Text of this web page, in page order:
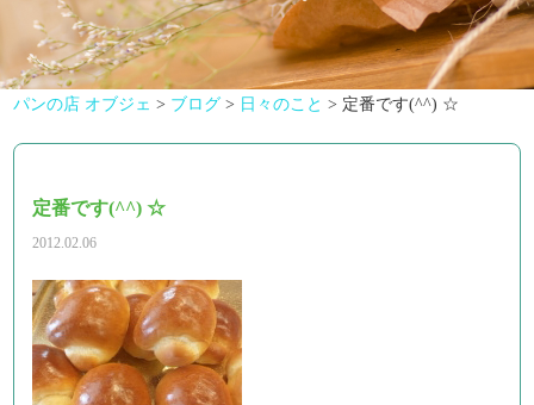
パンの店 オブジェ > ブログ > 日々のこと > 定番です(^^) ☆
定番です(^^) ☆
2012.02.06